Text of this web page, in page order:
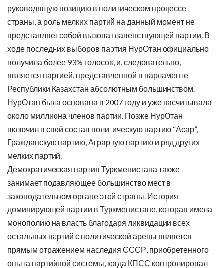
руководящую позицию в политическом процессе
страны, а роль мелких партий на данный момент не
представляет собой вызова главенствующей партии. В
ходе последних выборов партия НурОтан официально
получила более 93% голосов, и, следовательно,
является партией, представленной в парламенте
Республики Казахстан абсолютным большинством.
НурОтан была основана в 2007 году и уже насчитывала
около миллиона членов партии. Позже НурОтан
включил в свой состав политическую партию “Асар”,
Гражданскую партию, Аграрную партию и ряд других
мелких партий.
Демократическая партия Туркменистана также
занимает подавляющее большинство мест в
законодательном органе этой страны. История
доминирующей партии в Туркменистане, которая имела
монополию на власть благодаря ликвидации всех
остальных партий с политической арены является
прямым отражением наследия СССР, приобретенного
опыта партийной системы, когда КПСС контролировал